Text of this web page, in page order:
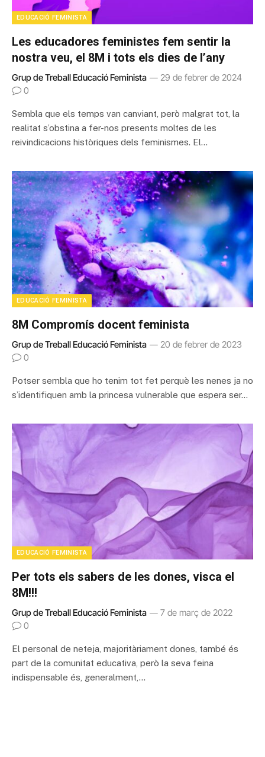
EDUCACIÓ FEMINISTA
Les educadores feministes fem sentir la
nostra veu, el 8M i tots els dies de l’any
Grup de Treball Educació Feminista
29 de febrer de 2024
0
Sembla que els temps van canviant, però malgrat tot, la
realitat s’obstina a fer-nos presents moltes de les
reivindicacions històriques dels feminismes. El…
EDUCACIÓ FEMINISTA
8M Compromís docent feminista
Grup de Treball Educació Feminista
20 de febrer de 2023
0
Potser sembla que ho tenim tot fet perquè les nenes ja no
s’identifiquen amb la princesa vulnerable que espera ser…
EDUCACIÓ FEMINISTA
Per tots els sabers de les dones, visca el
8M!!!
Grup de Treball Educació Feminista
7 de març de 2022
0
El personal de neteja, majoritàriament dones, també és
part de la comunitat educativa, però la seva feina
indispensable és, generalment,…